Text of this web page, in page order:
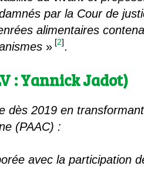
par la Cour de
alimentaires
» [2].
: Yannick Jadot)
dès 2019 en
(PAAC) :
avec la participation